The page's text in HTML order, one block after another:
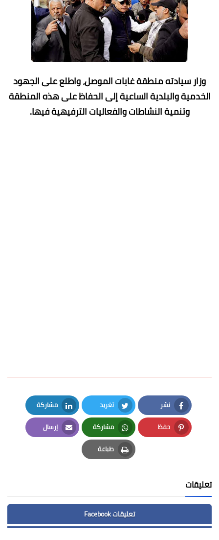
وزار سيادته منطقة غابات الموصل، واطلع على الجهود
الخدمية والبلدية الساعية إلى الحفاظ على هذه المنطقة
وتنمية النشاطات والفعاليات الترفيهية فيها.
نشر
Facebook
تغريد
Twitter
مشاركة
LinkedIn
حفظ
Pinterest
مشاركة
Whatsapp
إرسال
Email
طباعة
Print
تعليقات
تعليقات Facebook